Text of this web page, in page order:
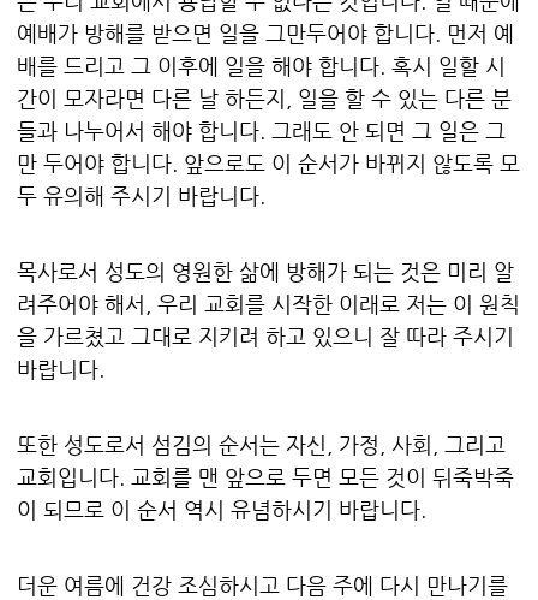
예배가 방해를 받으면 일을 그만두어야 합니다. 먼저 예
배를 드리고 그 이후에 일을 해야 합니다. 혹시 일할 시
간이 모자라면 다른 날 하든지, 일을 할 수 있는 다른 분
들과 나누어서 해야 합니다. 그래도 안 되면 그 일은 그
만 두어야 합니다. 앞으로도 이 순서가 바뀌지 않도록 모
두 유의해 주시기 바랍니다.
목사로서 성도의 영원한 삶에 방해가 되는 것은 미리 알
려주어야 해서, 우리 교회를 시작한 이래로 저는 이 원칙
을 가르쳤고 그대로 지키려 하고 있으니 잘 따라 주시기
바랍니다.
또한 성도로서 섬김의 순서는 자신, 가정, 사회, 그리고
교회입니다. 교회를 맨 앞으로 두면 모든 것이 뒤죽박죽
이 되므로 이 순서 역시 유념하시기 바랍니다.
더운 여름에 건강 조심하시고 다음 주에 다시 만나기를